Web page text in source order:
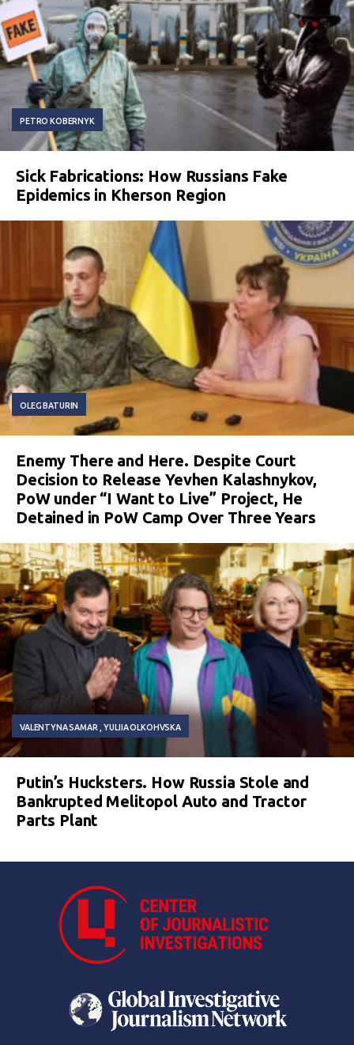
PETRO KOBERNYK
Sick Fabrications: How Russians Fake
Epidemics in Kherson Region
OLEG BATURIN
Enemy There and Here. Despite Court
Decision to Release Yevhen Kalashnykov,
PoW under “I Want to Live” Project, He
Detained in PoW Camp Over Three Years
VALENTYNA SAMAR YULIIA OLKOHVSKA
Putin’s Hucksters. How Russia Stole and
Bankrupted Melitopol Auto and Tractor
Parts Plant